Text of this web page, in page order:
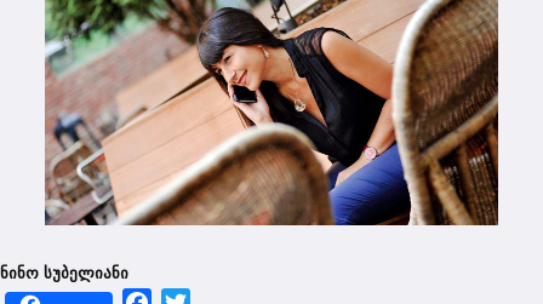
ნინო სუბელიანი